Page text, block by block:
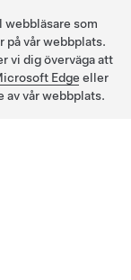
webbläsare som
på vår webbplats.
vi dig överväga att
Edge eller
av vår webbplats.